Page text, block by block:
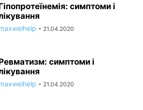
симптоми і
- 21.04.2020
симптоми і
- 21.04.2020